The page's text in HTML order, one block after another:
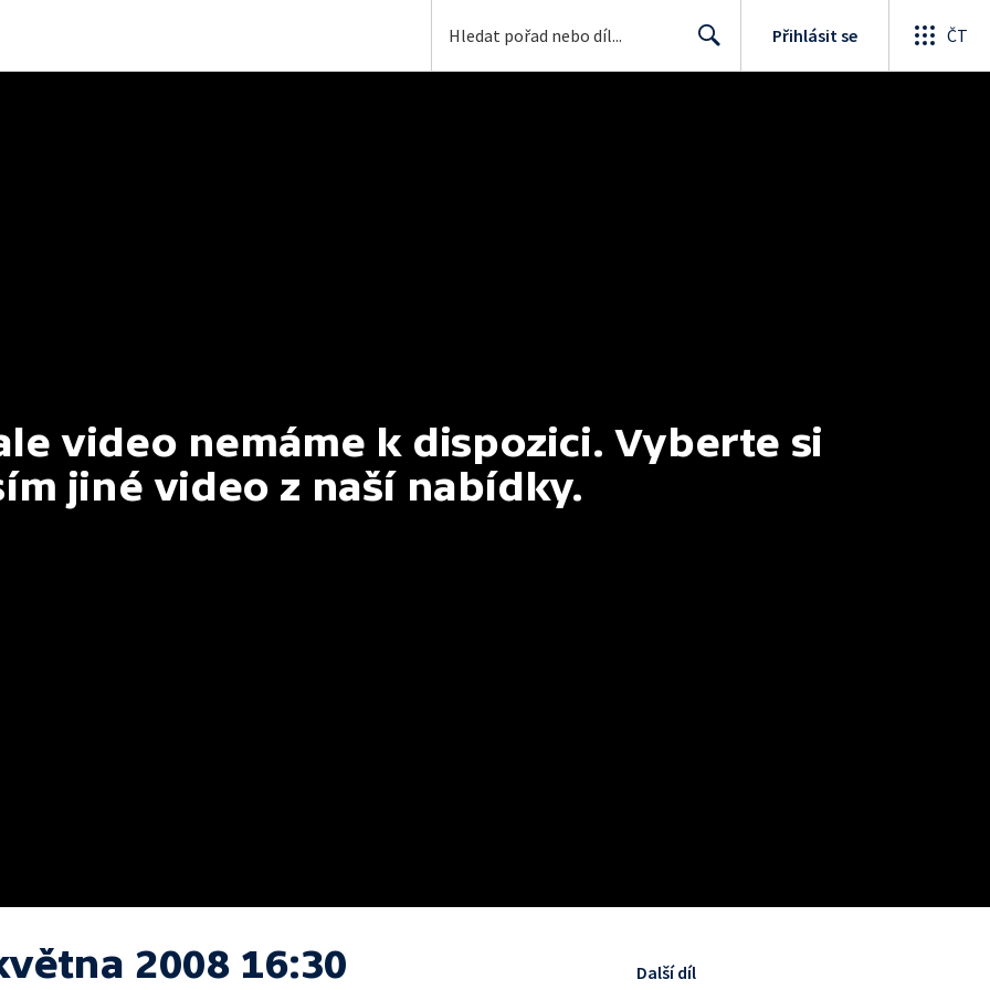
Přihlásit se ČT
video nemáme k dispozici. Vyberte si
jiné video z naší nabídky.
2008 16:30 Další díl